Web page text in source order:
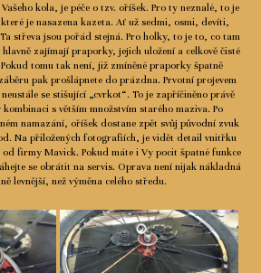
kola, je péče o tzv. oříšek. Pro ty neznalé, to je
je nasazena kazeta. Ať už sedmi, osmi, devíti,
střeva jsou pořád stejná. Pro holky, to je to, co tam
zajímají praporky, jejich uložení a celkově čisté
tomu tak není, již zmíněné praporky špatně
pak prošlápnete do prázdna. Prvotní projevem
se stišující „cvrkot“. To je zapříčiněno právě
s větším množstvím starého maziva. Po
namazání, oříšek dostane zpět svůj původní zvuk
Na přiložených fotografiích, je vidět detail vnitřku
firmy Mavick. Pokud máte i Vy pocit špatné funkce
se obrátit na servis. Oprava není nijak nákladná
levnější, než výměna celého středu.